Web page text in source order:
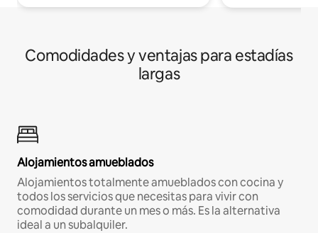
Comodidades y ventajas para estadías
largas
Alojamientos amueblados
Alojamientos totalmente amueblados con cocina y
todos los servicios que necesitas para vivir con
comodidad durante un mes o más. Es la alternativa
ideal a un subalquiler.